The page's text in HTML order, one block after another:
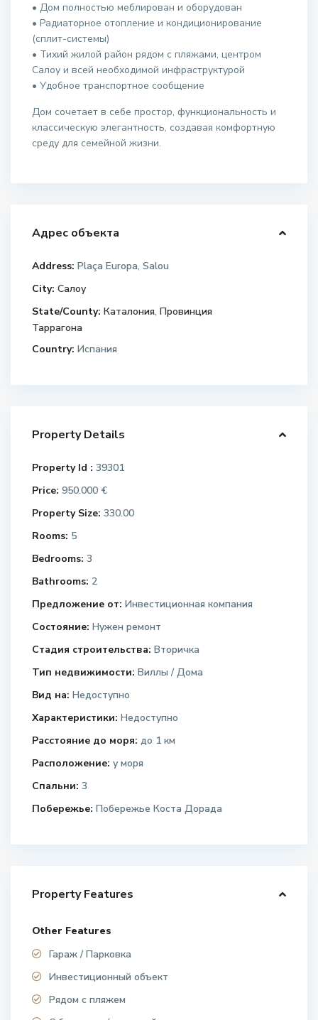
• Дом полностью меблирован и оборудован
• Радиаторное отопление и кондиционирование
(сплит-системы)
• Тихий жилой район рядом с пляжами, центром
Салоу и всей необходимой инфраструктурой
• Удобное транспортное сообщение
Дом сочетает в себе простор, функциональность и
классическую элегантность, создавая комфортную
среду для семейной жизни.
Адрес объекта
Address: Plaça Europa, Salou
City: Салоу
State/County: Каталония,Провинция
Таррагона
Country: Испания
Property Details
Property Id : 39301
Price: 950.000 €
Property Size: 330.00
Rooms: 5
Bedrooms: 3
Bathrooms: 2
Предложение от: Инвестиционная компания
Состояние: Нужен ремонт
Стадия строительства: Вторичка
Тип недвижимости: Виллы / Дома
Вид на: Недоступно
Характеристики: Недоступно
Расстояние до моря: до 1 км
Расположение: у моря
Спальни: 3
Побережье: Побережье Коста Дорада
Property Features
Other Features
Гараж / Парковка
Инвестиционный объект
Рядом с пляжем